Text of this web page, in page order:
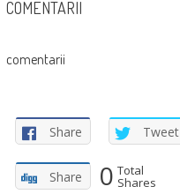
COMENTARII
comentarii
Share Tweet
Share 0 Total
Shares